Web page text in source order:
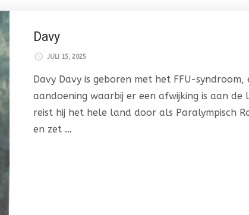
Davy
JULI 15, 2025
Davy Davy is geboren met het FFU-syndroom,
aandoening waarbij er een afwijking is aan de
reist hij het hele land door als Paralympisch
en zet …